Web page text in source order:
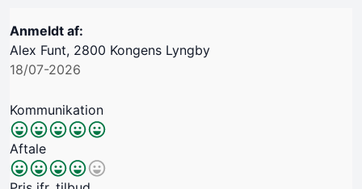
Anmeldt af:
Alex Funt, 2800 Kongens Lyngby
18/07-2026
Kommunikation
Aftale